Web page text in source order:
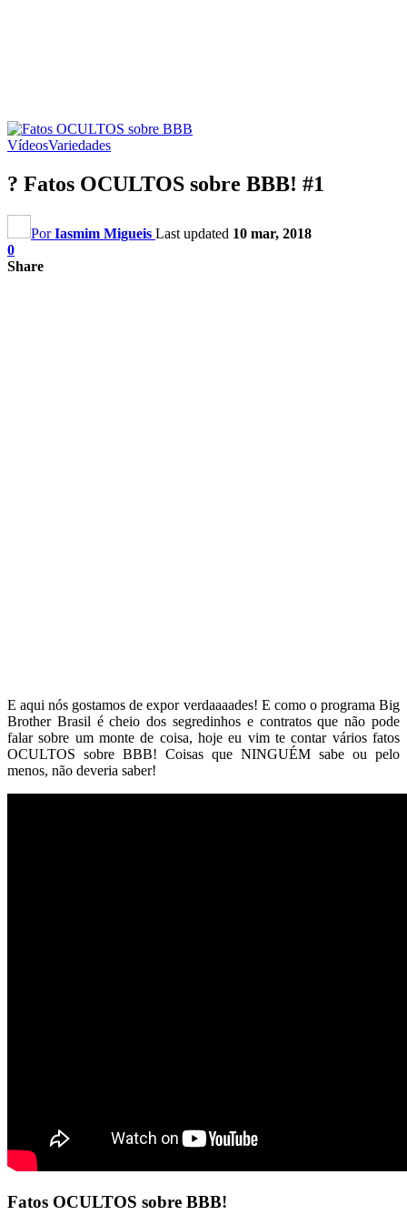
VídeosVariedades
? Fatos OCULTOS sobre BBB! #1
PorIasmim Migueis Last updated 10 mar, 2018
0
Share
E aqui nós gostamos de expor verdaaaades! E como o programa Big
Brother Brasil é cheio dos segredinhos e contratos que não pode
falar sobre um monte de coisa, hoje eu vim te contar vários fatos
OCULTOS sobre BBB! Coisas que NINGUÉM sabe ou pelo
menos, não deveria saber!
Fatos OCULTOS sobre BBB!